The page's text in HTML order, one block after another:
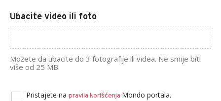
Ubacite video ili foto
Možete da ubacite do 3 fotografije ili videa. Ne smije biti
više od 25 MB.
Pristajete na pravila korišćenja Mondo portala.